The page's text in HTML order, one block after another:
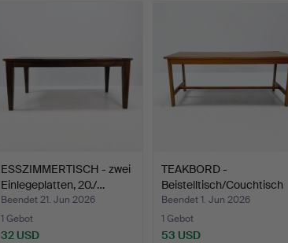
ESSZIMMERTISCH - zwei
Einlegeplatten, 20./…
Beendet 21. Jun 2026
1 Gebot
32 USD
TEAKBORD -
Beistelltisch/Couchtisch
aus Te…
Beendet 1. Jun 2026
1 Gebot
53 USD